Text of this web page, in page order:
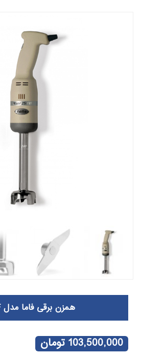
همزن برقی فاما مدل 250VF
103,500,000 تومان